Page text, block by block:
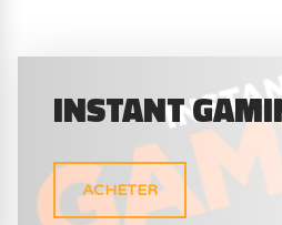
INSTANT
ACHETER